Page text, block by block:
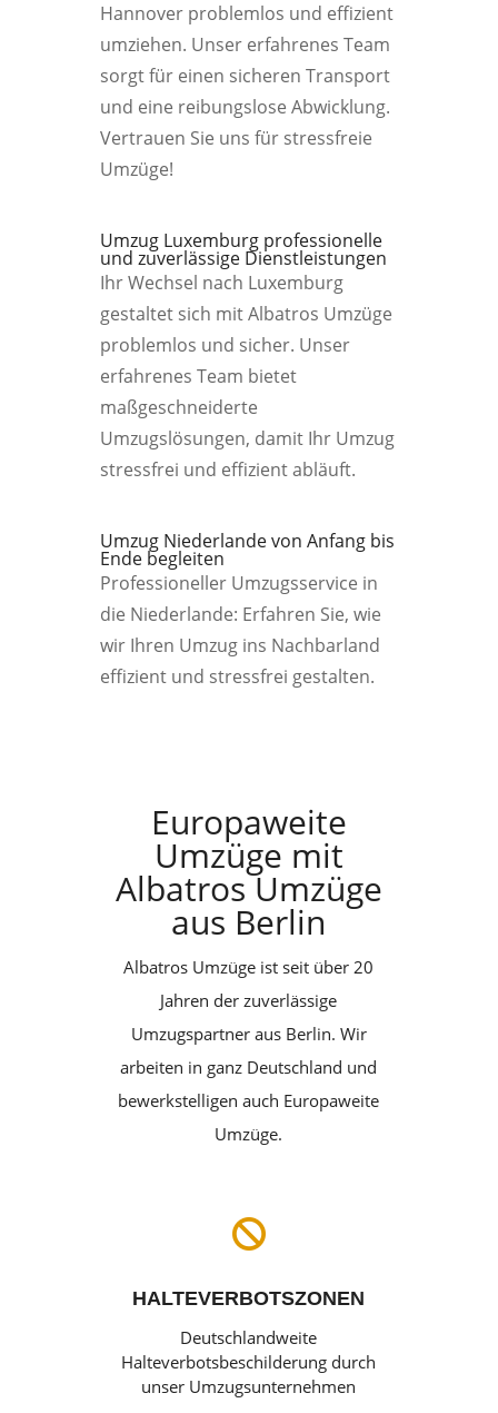
Hannover problemlos und effizient
umziehen. Unser erfahrenes Team
sorgt für einen sicheren Transport
und eine reibungslose Abwicklung.
Vertrauen Sie uns für stressfreie
Umzüge!
Umzug Luxemburg professionelle
und zuverlässige Dienstleistungen
Ihr Wechsel nach Luxemburg
gestaltet sich mit Albatros Umzüge
problemlos und sicher. Unser
erfahrenes Team bietet
maßgeschneiderte
Umzugslösungen, damit Ihr Umzug
stressfrei und effizient abläuft.
Umzug Niederlande von Anfang bis
Ende begleiten
Professioneller Umzugsservice in
die Niederlande: Erfahren Sie, wie
wir Ihren Umzug ins Nachbarland
effizient und stressfrei gestalten.
Europaweite
Umzüge mit
Albatros Umzüge
aus Berlin
Albatros Umzüge ist seit über 20
Jahren der zuverlässige
Umzugspartner aus Berlin. Wir
arbeiten in ganz Deutschland und
bewerkstelligen auch Europaweite
Umzüge.

HALTEVERBOTSZONEN
Deutschlandweite
Halteverbotsbeschilderung durch
unser Umzugsunternehmen